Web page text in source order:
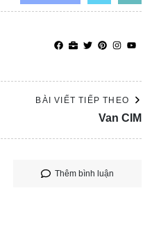
BÀI VIẾT TIẾP THEO
Van CIM
Thêm bình luận